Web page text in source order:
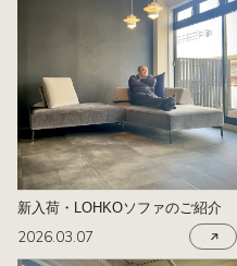
新入荷・LOHKOソファのご紹介
2026.03.07